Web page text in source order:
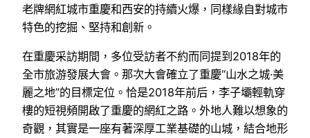
老牌網紅城市重慶和西安的持續火爆，同樣緣自對城市
特色的挖掘、堅持和創新。
在重慶采訪期間，多位受訪者不約而同提到2018年的
全市旅游發展大會。那次大會確立了重慶“山水之城·美
麗之地”的目標定位。恰是2018年前后，李子壩輕軌穿
樓的短視頻開啟了重慶的網紅之路。外地人難以想象的
奇觀，其實是一座有著深厚工業基礎的山城，結合地形